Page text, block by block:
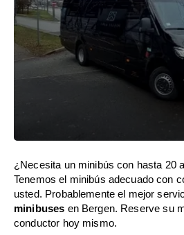
¿Necesita un minibús con hasta 20
Tenemos el minibús adecuado con
usted. Probablemente el mejor
minibuses en Bergen. Reserve su
conductor hoy mismo.